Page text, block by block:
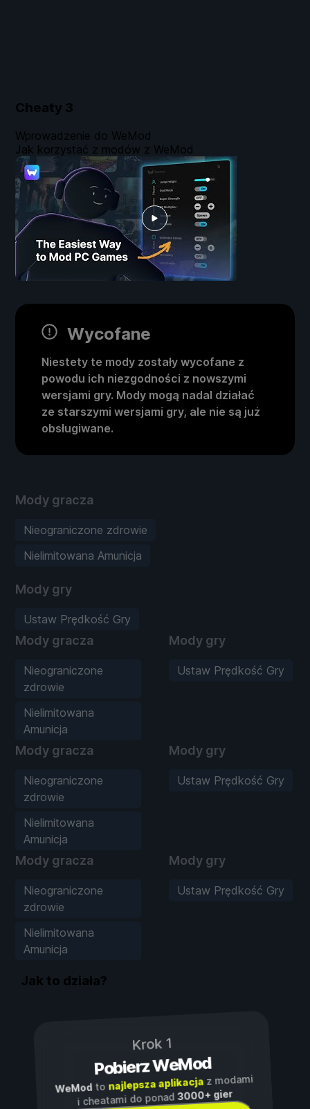
Cheaty 3
Wycofane
Niestety te mody zostały wycofane z
powodu ich niezgodności z nowszymi
wersjami gry. Mody mogą nadal działać
ze starszymi wersjami gry, ale nie są już
obsługiwane.
Mody gracza
Nieograniczone zdrowie
Nielimitowana Amunicja
Mody gry
Ustaw Prędkość Gry
Mody gracza
Nieograniczone
zdrowie
Nielimitowana
Amunicja
Mody gry
Ustaw Prędkość Gry
Mody gracza
Nieograniczone
zdrowie
Nielimitowana
Amunicja
Mody gry
Ustaw Prędkość Gry
Mody gracza
Nieograniczone
zdrowie
Nielimitowana
Amunicja
Mody gry
Ustaw Prędkość Gry
Wprowadzenie do WeMod
Jak korzystać z modów z WeMod
Jak to działa?
Krok 1
Pobierz WeMod
WeModto najlepsza aplikacjaz modami
i cheatami do ponad3000+ gier